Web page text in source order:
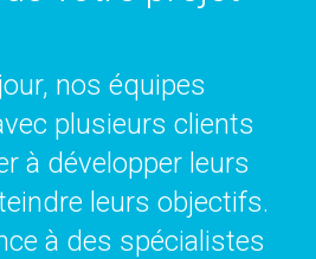
nos équipes
plusieurs clients
à développer leurs
leurs objectifs.
à des spécialistes